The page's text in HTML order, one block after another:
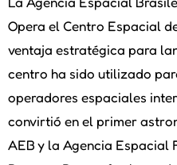
Opera el Centro Espacial
ventaja estratégica para
centro ha sido utilizado
operadores espaciales
convirtió en el primer
AEB y la Agencia Espacial